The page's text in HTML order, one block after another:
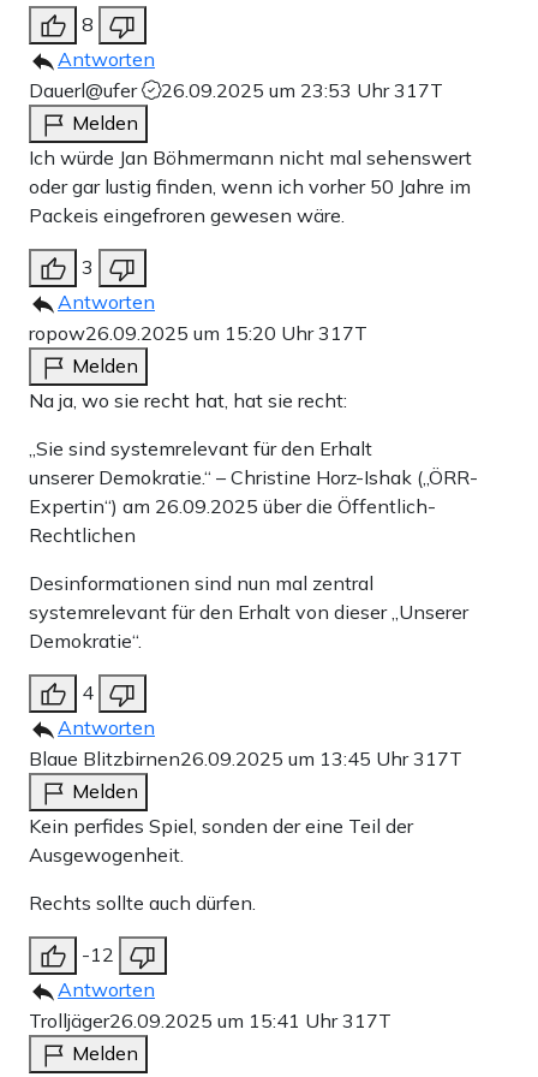
8
Antworten
Dauerl@ufer
26.09.2025 um 23:53 Uhr317T
Melden
Ich würde Jan Böhmermann nicht mal sehenswert
oder gar lustig finden, wenn ich vorher 50 Jahre im
Packeis eingefroren gewesen wäre.
3
Antworten
ropow26.09.2025 um 15:20 Uhr317T
Melden
Na ja, wo sie recht hat, hat sie recht:
„Sie sind systemrelevant für den Erhalt
unserer Demokratie.“ – Christine Horz-Ishak („ÖRR-
Expertin“) am 26.09.2025 über die Öffentlich-
Rechtlichen
Desinformationen sind nun mal zentral
systemrelevant für den Erhalt von dieser „Unserer
Demokratie“.
4
Antworten
Blaue Blitzbirnen26.09.2025 um 13:45 Uhr317T
Melden
Kein perfides Spiel, sonden der eine Teil der
Ausgewogenheit.
Rechts sollte auch dürfen.
-12
Antworten
Trolljäger26.09.2025 um 15:41 Uhr317T
Melden